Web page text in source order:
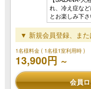
れ、冷え症な
とお楽しみ下さ
▼ 新規会員登録、ま
1名様料金( 1名様1室利用時 )
13,900円 ～
会員